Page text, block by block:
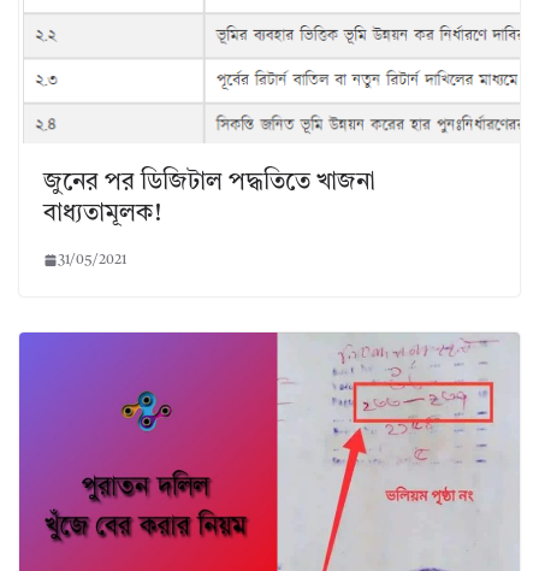
জুনের পর ডিজিটাল পদ্ধতিতে খাজনা
বাধ্যতামূলক!
31/05/2021